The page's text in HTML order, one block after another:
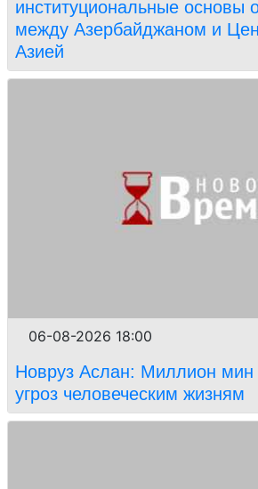
институциональные основы
между Азербайджаном и
Азией
06-08-2026 18:00
Новруз Аслан: Миллион
угроз человеческим жизням